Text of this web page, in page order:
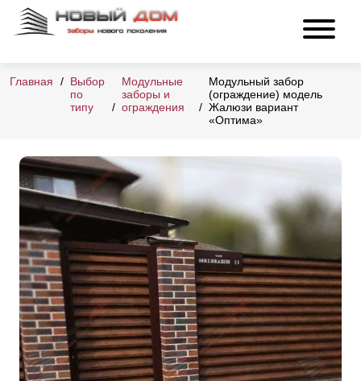
Главная
Выбор
по
типу
Модульные
заборы и
ограждения
Модульный забор
(ограждение) модель
Жалюзи вариант
«Оптима»